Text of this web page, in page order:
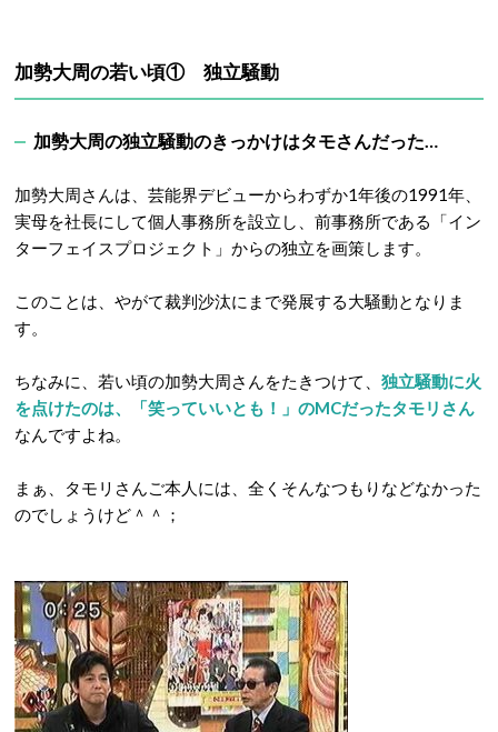
加勢大周の若い頃① 独立騒動
加勢大周の独立騒動のきっかけはタモさんだった…
加勢大周さんは、芸能界デビューからわずか1年後の1991年、
実母を社長にして個人事務所を設立し、前事務所である「イン
ターフェイスプロジェクト」からの独立を画策します。
このことは、やがて裁判沙汰にまで発展する大騒動となりま
す。
ちなみに、若い頃の加勢大周さんをたきつけて、 独立騒動に火
を点けたのは、「笑っていいとも！」のMCだったタモリさん
なんですよね。
まぁ、タモリさんご本人には、全くそんなつもりなどなかった
のでしょうけど＾＾；